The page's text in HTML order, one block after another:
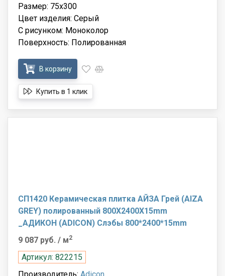
Размер: 75x300
Цвет изделия: Серый
С рисунком: Моноколор
Поверхность: Полированная
В корзину
Купить в 1 клик
СП1420 Керамическая плитка АЙЗА Грей (AIZA
GREY) полированный 800X2400X15mm
_АДИКОН (ADICON) Слэбы 800*2400*15mm
9 087 руб. / м2
Артикул: 822215